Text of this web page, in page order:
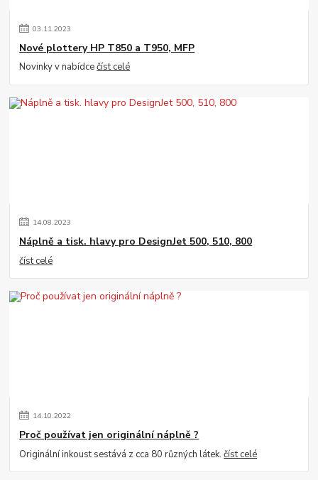
03.11.2023
Nové plottery HP T850 a T950, MFP
Novinky v nabídcečíst celé
14.08.2023
Náplně a tisk. hlavy pro DesignJet 500, 510, 800
číst celé
14.10.2022
Proč používat jen originální náplně ?
Originální inkoust sestává z cca 80 různých látek.číst celé